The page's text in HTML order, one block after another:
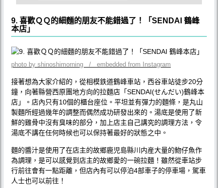
9. 喜歡ＱＱ的細麵的朋友不能錯過了！「SENDAI 鶴峰
本店」
photo by shinoshimorning / embedded from Instagram
接著想為大家介紹的，從相模鉄道鶴峰車站，西谷車站徒步20分
鐘，向著縣營西原團地方向的拉麵店「SENDAI(せんだい)鶴峰本
店」。店內只有10個的櫃台座位。平坦並有彈力的麵條，是丸山
製麵所經過幾年的調整而偶然成功研發出來的。湯底是使用了新
鮮的雞骨中沒有臭味的部分，加上店主自己講究的調理方法，令
湯底不講在任何時候也可以保持著最好的狀態之中。
麵的醬汁是使用了在店主的故鄉鹿児島縣川内産大量的魩仔魚作
為調理，是可以感覺到店主的故鄉愛的一碗拉麵！雖然從車站步
行前往會有一點距離，但店內有可以停泊4部車子的停車場，駕車
人士也可以前往！